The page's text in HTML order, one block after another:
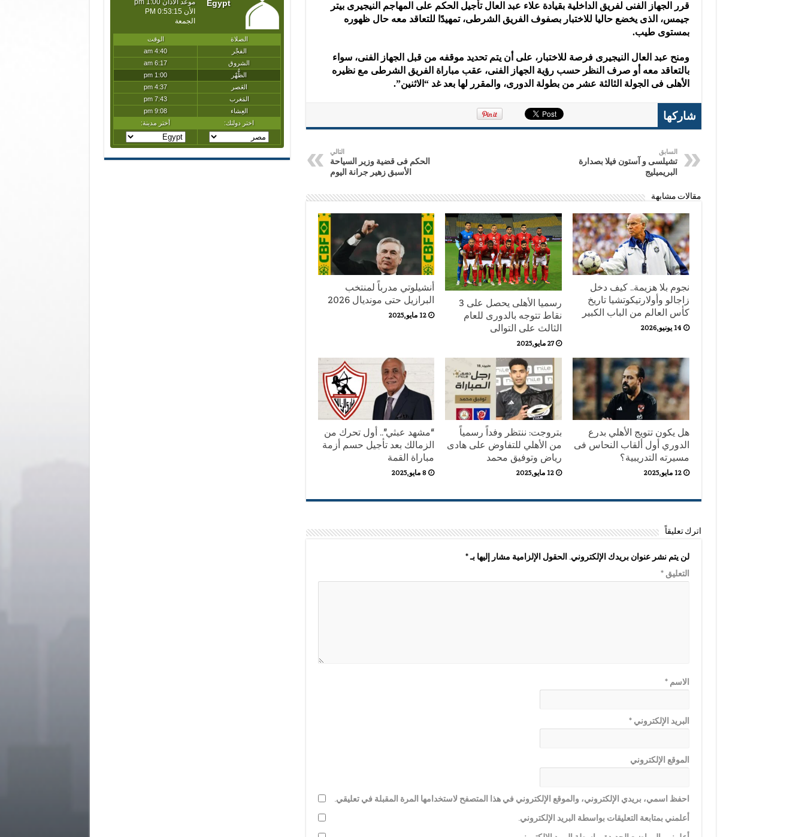
قرر الجهاز الفنى لفريق الداخلية بقيادة علاء عبد العال تأجيل الحكم على المهاجم النيجيرى بيتر
جيمس، الذى يخضع حاليا للاختبار بصفوف الفريق الشرطى، تمهيدًا للتعاقد معه حال ظهوره
بمستوى طيب.
ومنح عبد العال النيجيرى فرصة للاختبار، على أن يتم تحديد موقفه من قبل الجهاز الفنى، سواء
بالتعاقد معه أو صرف النظر حسب رؤية الجهاز الفنى، عقب مباراة الفريق الشرطى مع نظيره
الأهلى فى الجولة الثالثة عشر من بطولة الدورى، والمقرر لها بعد غد “الاثنين”.
شاركها
السابق
تشيلسى و آستون فيلا بصدارة
البريميليج
التالي
الحكم فى قضية وزير السياحة
الأسبق زهير جرانة اليوم
مقالات مشابهة
نجوم بلا هزيمة.. كيف دخل
زاجالو وأولارتيكوتشيا تاريخ
كأس العالم من الباب الكبير
14 يونيو,2026
رسميا الأهلى يحصل على 3
نقاط تتوجه بالدورى للعام
الثالث على التوالى
27 مايو,2025
أنشيلوتي مدرباً لمنتخب
البرازيل حتى مونديال 2026
12 مايو,2025
هل يكون تتويج الأهلي بدرع
الدوري أول ألقاب النحاس فى
مسيرته التدريبية؟
12 مايو,2025
بتروجت: ننتظر وفداً رسمياً
من الأهلي للتفاوض على هادى
رياض وتوفيق محمد
12 مايو,2025
“مشهد عبثي”.. أول تحرك من
الزمالك بعد تأجيل حسم أزمة
مباراة القمة
8 مايو,2025
اترك تعليقاً
لن يتم نشر عنوان بريدك الإلكتروني. الحقول الإلزامية مشار إليها بـ*
التعليق*
الاسم*
البريد الإلكتروني*
الموقع الإلكتروني
احفظ اسمي، بريدي الإلكتروني، والموقع الإلكتروني في هذا المتصفح لاستخدامها المرة المقبلة في تعليقي.
أعلمني بمتابعة التعليقات بواسطة البريد الإلكتروني.